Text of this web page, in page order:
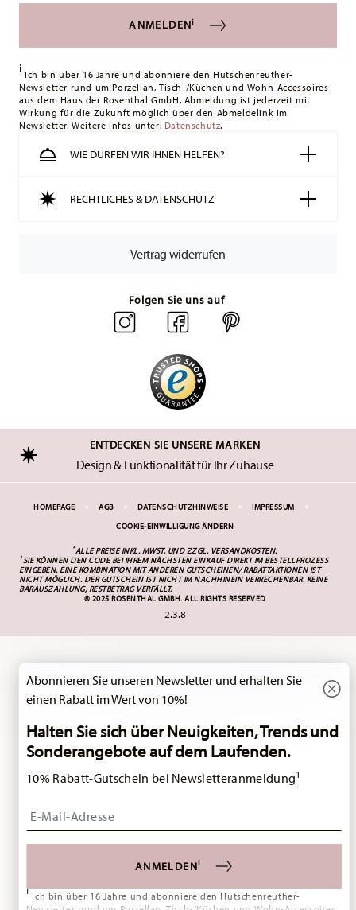
ANMELDENi
i Ich bin über 16 Jahre und abonniere den Hutschenreuther-
Newsletter rund um Porzellan, Tisch-/Küchen und Wohn-Accessoires
aus dem Haus der Rosenthal GmbH. Abmeldung ist jederzeit mit
Wirkung für die Zukunft möglich über den Abmeldelink im
Newsletter. Weitere Infos unter: Datenschutz.
WIE DÜRFEN WIR IHNEN HELFEN?
RECHTLICHES & DATENSCHUTZ
Vertrag widerrufen
Folgen Sie uns auf
ENTDECKEN SIE UNSERE MARKEN
Design & Funktionalität für Ihr Zuhause
Auswahl an originellen Produkten, die mit
einem Augenzwinkern "über den
Tellerrand" hinaus gedacht sind.
THOMAS BESUCHEN
HOMEPAGE AGB DATENSCHUTZHINWEISE
IMPRESSUM
COOKIE-EINWILLIGUNG ÄNDERN
*ALLE PREISE INKL. MWST. UNDZZGL. VERSANDKOSTEN.
1SIE KÖNNEN DEN CODE BEI IHREM NÄCHSTEN EINKAUF DIREKT IM BESTELLPROZESS
EINGEBEN. EINE KOMBINATION MIT ANDEREN GUTSCHEINEN/ RABATTAKTIONEN IST
NICHT MÖGLICH. DER GUTSCHEIN IST NICHT IM NACHHINEIN VERRECHENBAR. KEINE
BARAUSZAHLUNG, RESTBETRAG VERFÄLLT.
© 2025 ROSENTHAL GMBH. ALL RIGHTS RESERVED
2.3.8
Abonnieren Sie unseren Newsletter und erhalten Sie
einen Rabatt im Wert von 10%!
Halten Sie sich über Neuigkeiten, Trends und
Sonderangebote auf dem Laufenden.
10% Rabatt-Gutschein bei Newsletteranmeldung1
ANMELDENi
i Ich bin über 16 Jahre und abonniere den Hutschenreuther-